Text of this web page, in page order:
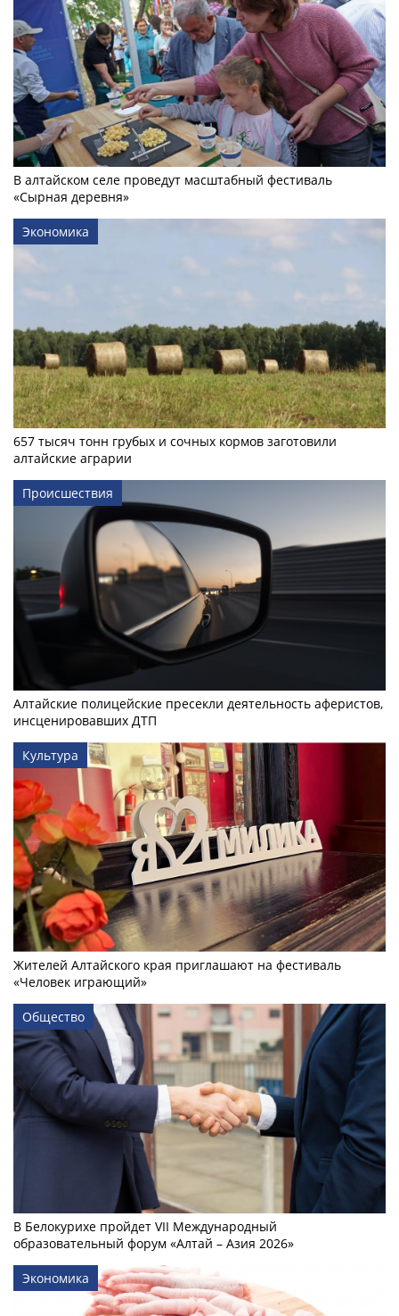
В алтайском селе проведут масштабный фестиваль
«Сырная деревня»
Экономика
657 тысяч тонн грубых и сочных кормов заготовили
алтайские аграрии
Происшествия
Алтайские полицейские пресекли деятельность аферистов,
инсценировавших ДТП
Культура
Жителей Алтайского края приглашают на фестиваль
«Человек играющий»
Общество
В Белокурихе пройдет VII Международный
образовательный форум «Алтай – Азия 2026»
Экономика